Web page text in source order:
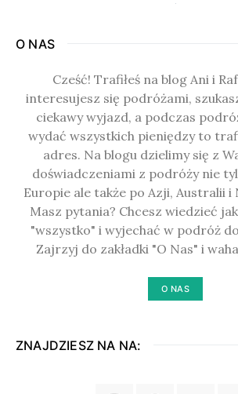
O NAS
Cześć! Trafiłeś na blog Ani i
interesujesz się podróżami,
ciekawy wyjazd, a podczas
wydać wszystkich pieniędzy to
adres. Na blogu dzielimy się z
doświadczeniami z podróży nie
Europie ale także po Azji, Australii i
Masz pytania? Chcesz wiedzieć
"wszystko" i wyjechać w podróż
Zajrzyj do zakładki "O Nas" i
O NAS
ZNAJDZIESZ NA NA: